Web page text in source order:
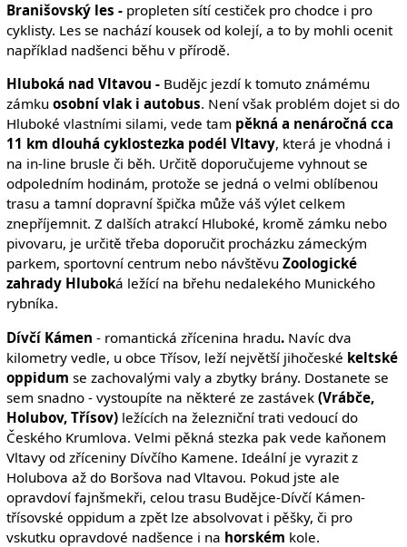
Branišovský les -propleten sítí cestiček pro chodce i pro
cyklisty. Les se nachází kousek od kolejí, a to by mohli ocenit
například nadšenci běhu v přírodě.
Hluboká nad Vltavou -Budějc jezdí k tomuto známému
zámku osobní vlak i autobus. Není však problém dojet si do
Hluboké vlastními silami, vede tam pěkná a nenáročná cca
11 km dlouhá cyklostezka podél Vltavy, která je vhodná i
na in-line brusle či běh. Určitě doporučujeme vyhnout se
odpoledním hodinám, protože se jedná o velmi oblíbenou
trasu a tamní dopravní špička může váš výlet celkem
znepříjemnit. Z dalších atrakcí Hluboké, kromě zámku nebo
pivovaru, je určitě třeba doporučit procházku zámeckým
parkem, sportovní centrum nebo návštěvu Zoologické
zahrady Hluboká ležící na břehu nedalekého Munického
rybníka.
Dívčí Kámen - romantická zřícenina hradu.Navíc dva
kilometry vedle, u obce Třísov, leží největší jihočeské keltské
oppidum se zachovalými valy a zbytky brány. Dostanete se
sem snadno - vystoupíte na některé ze zastávek (Vrábče,
Holubov, Třísov)ležících na železniční trati vedoucí do
Českého Krumlova. Velmi pěkná stezka pak vede kaňonem
Vltavy od zříceniny Dívčího Kamene. Ideální je vyrazit z
Holubova až do Boršova nad Vltavou. Pokud jste ale
opravdoví fajnšmekři, celou trasu Budějce-Dívčí Kámen-
třísovské oppidum a zpět lze absolvovat i pěšky, či pro
vskutku opravdové nadšence i na horském kole.